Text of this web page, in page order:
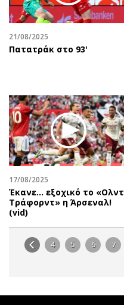
21/08/2025
Πατατράκ στο 93'
17/08/2025
Έκανε… εξοχικό το «Ολντ
Τράφορντ» η Άρσεναλ!
(vid)
4 5 6 7